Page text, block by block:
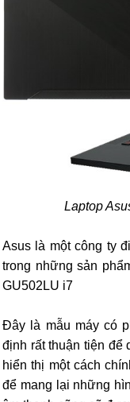
Laptop
Asus là một công ty
trong những sản
GU502LU i7
Đây là mẫu máy có
định rất thuận tiện để
hiển thị một cách
để mang lại những